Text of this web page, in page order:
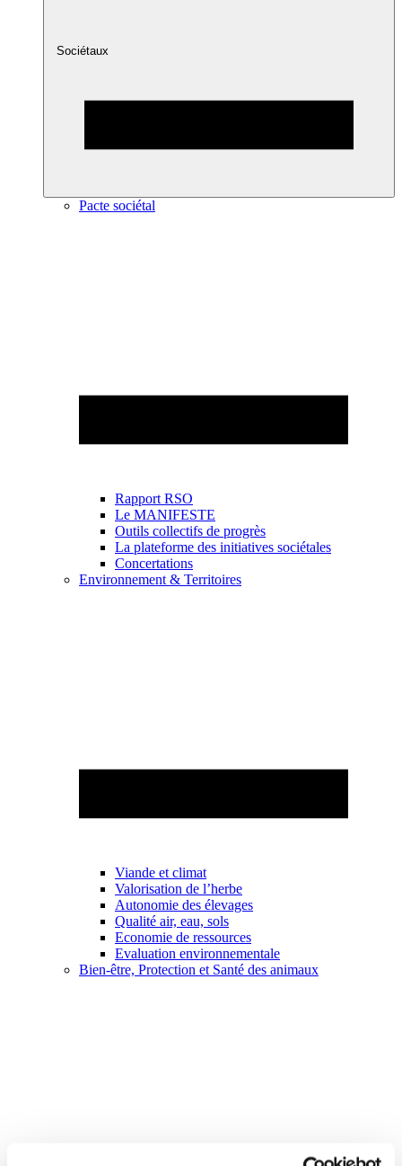
Sociétaux
Pacte sociétal
Rapport RSO
Le MANIFESTE
Outils collectifs de progrès
La plateforme des initiatives sociétales
Concertations
Environnement & Territoires
Viande et climat
Valorisation de l’herbe
Autonomie des élevages
Qualité air, eau, sols
Economie de ressources
Evaluation environnementale
Bien-être, Protection et Santé des animaux